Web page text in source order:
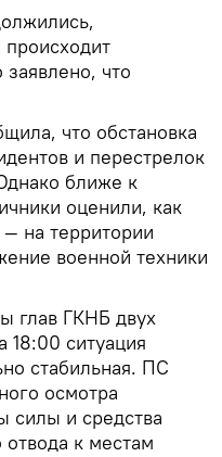
что
что обстановка
и перестрелок
ближе к
оценили, как
на территории
военной техники
глав ГКНБ двух
18:00 ситуация
стабильная. ПС
осмотра
силы и средства
к местам